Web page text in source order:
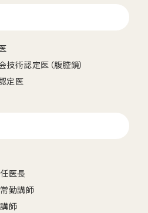
術認定医（腹腔鏡）
定医
医長
勤講師
師